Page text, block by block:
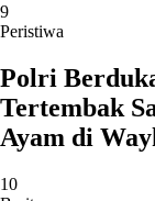
9
Peristiwa
Polri
Tertembak
Ayam di
10